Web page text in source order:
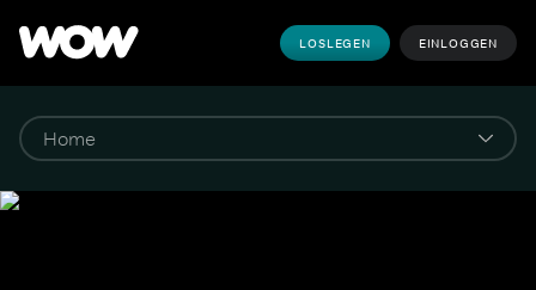
LOSLEGEN EINLOGGEN